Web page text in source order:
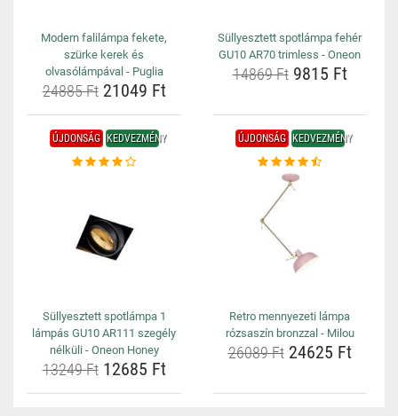
Modern falilámpa fekete,
szürke kerek és
olvasólámpával - Puglia
24885 Ft21049 Ft
Süllyesztett spotlámpa fehér
GU10 AR70 trimless - Oneon
14869 Ft9815 Ft
ÚJDONSÁG KEDVEZMÉNY
Süllyesztett spotlámpa 1
lámpás GU10 AR111 szegély
nélküli - Oneon Honey
13249 Ft12685 Ft
ÚJDONSÁG KEDVEZMÉNY
Retro mennyezeti lámpa
rózsaszín bronzzal - Milou
26089 Ft24625 Ft